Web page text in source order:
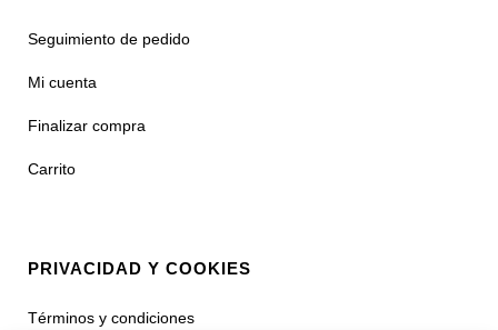
Seguimiento de pedido
Mi cuenta
Finalizar compra
Carrito
PRIVACIDAD Y COOKIES
Términos y condiciones